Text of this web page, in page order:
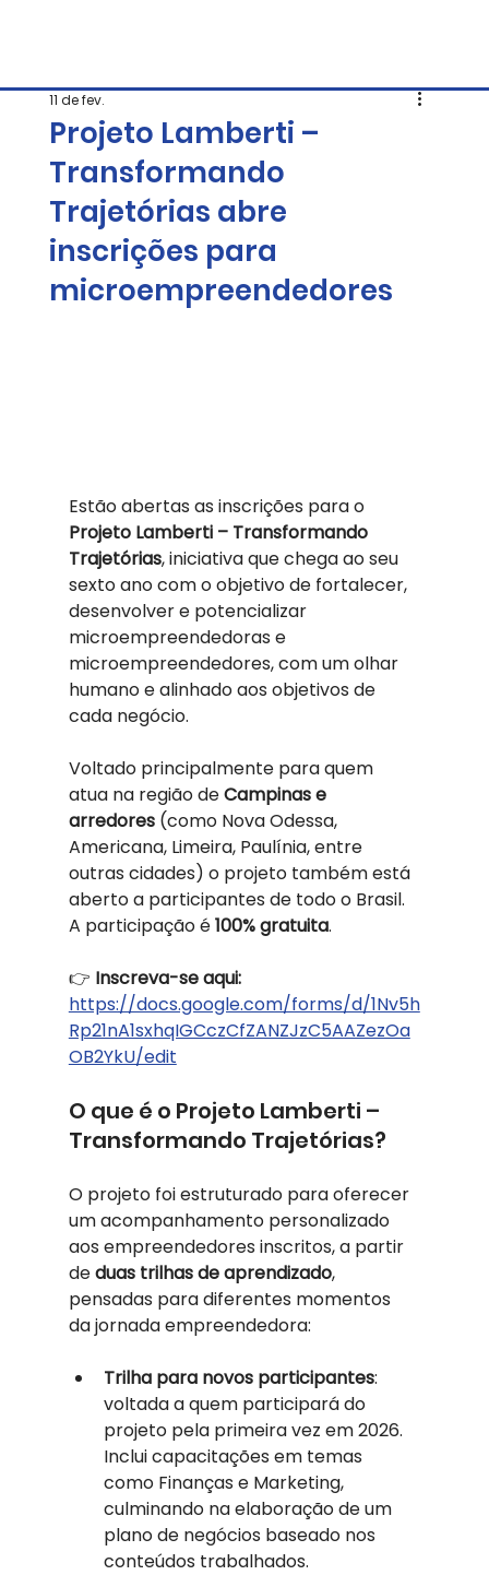
Projeto Lamberti –
Transformando
Trajetórias abre
inscrições para
microempreendedores
11 de fev.
Estão abertas as inscrições para o
Projeto Lamberti – Transformando
Trajetórias, iniciativa que chega ao seu
sexto ano com o objetivo de fortalecer,
desenvolver e potencializar
microempreendedoras e
microempreendedores, com um olhar
humano e alinhado aos objetivos de
cada negócio.
Voltado principalmente para quem
atua na região de Campinas e
arredores (como Nova Odessa,
Americana, Limeira, Paulínia, entre
outras cidades) o projeto também está
aberto a participantes de todo o Brasil.
A participação é 100% gratuita.
👉 Inscreva-se aqui:
https://docs.google.com/forms/d/1Nv5h
Rp21nA1sxhqIGCczCfZANZJzC5AAZezOa
OB2YkU/edit
O que é o Projeto Lamberti –
Transformando Trajetórias?
O projeto foi estruturado para oferecer
um acompanhamento personalizado
aos empreendedores inscritos, a partir
de duas trilhas de aprendizado,
pensadas para diferentes momentos
da jornada empreendedora:
Trilha para novos participantes:
voltada a quem participará do
projeto pela primeira vez em 2026.
Inclui capacitações em temas
como Finanças e Marketing,
culminando na elaboração de um
plano de negócios baseado nos
conteúdos trabalhados.